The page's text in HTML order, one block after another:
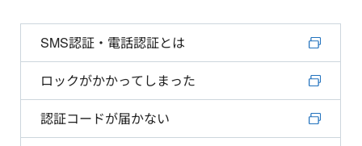
SMS認証・電話認証とは
ロックがかかってしまった
認証コードが届かない